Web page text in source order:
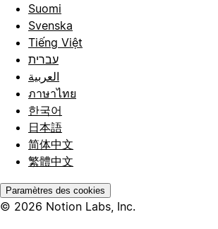
Suomi
Svenska
Tiếng Việt
עברית
العربية
ภาษาไทย
한국어
日本語
简体中文
繁體中文
Paramètres des cookies
© 2026 Notion Labs, Inc.